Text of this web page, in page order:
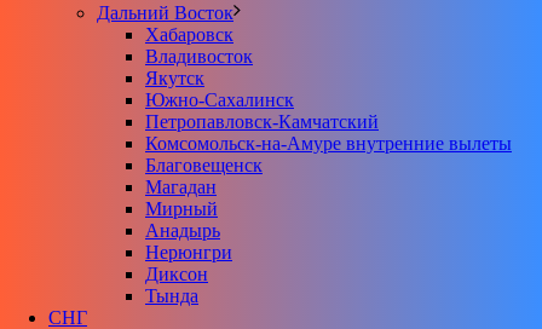
Дальний Восток
Хабаровск
Владивосток
Якутск
Южно-Сахалинск
Петропавловск-Камчатский
Комсомольск-на-Амуре внутренние вылеты
Благовещенск
Магадан
Мирный
Анадырь
Нерюнгри
Диксон
Тында
СНГ